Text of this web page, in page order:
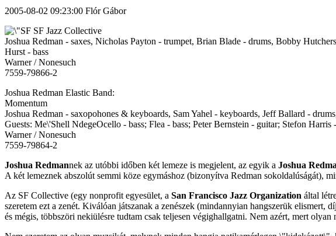
2005-08-02 09:23:00 Flór Gábor
SF Jazz Collective
Joshua Redman - saxes, Nicholas Payton - trumpet, Brian Blade - drums, Bobby
Hurst - bass
Warner / Nonesuch
7559-79866-2
Joshua Redman Elastic Band:
Momentum
Joshua Redman - saxopohones & keyboards, Sam Yahel - keyboards, Jeff Ballard -
Guests: Me\'Shell NdegeOcello - bass; Flea - bass; Peter Bernstein - guitar; Stefon
Warner / Nonesuch
7559-79864-2
Joshua Redmannek az utóbbi időben két lemeze is megjelent, az egyik a Joshua
A két lemeznek abszolút semmi köze egymáshoz (bizonyítva Redman sokoldalúságát),
Az SF Collective (egy nonprofit egyesület, a San Francisco Jazz Organization által
szeretem ezt a zenét. Kiválóan játszanak a zenészek (mindannyian hangszerük
és mégis, többszöri nekiülésre tudtam csak teljesen végighallgatni. Nem azért, mert